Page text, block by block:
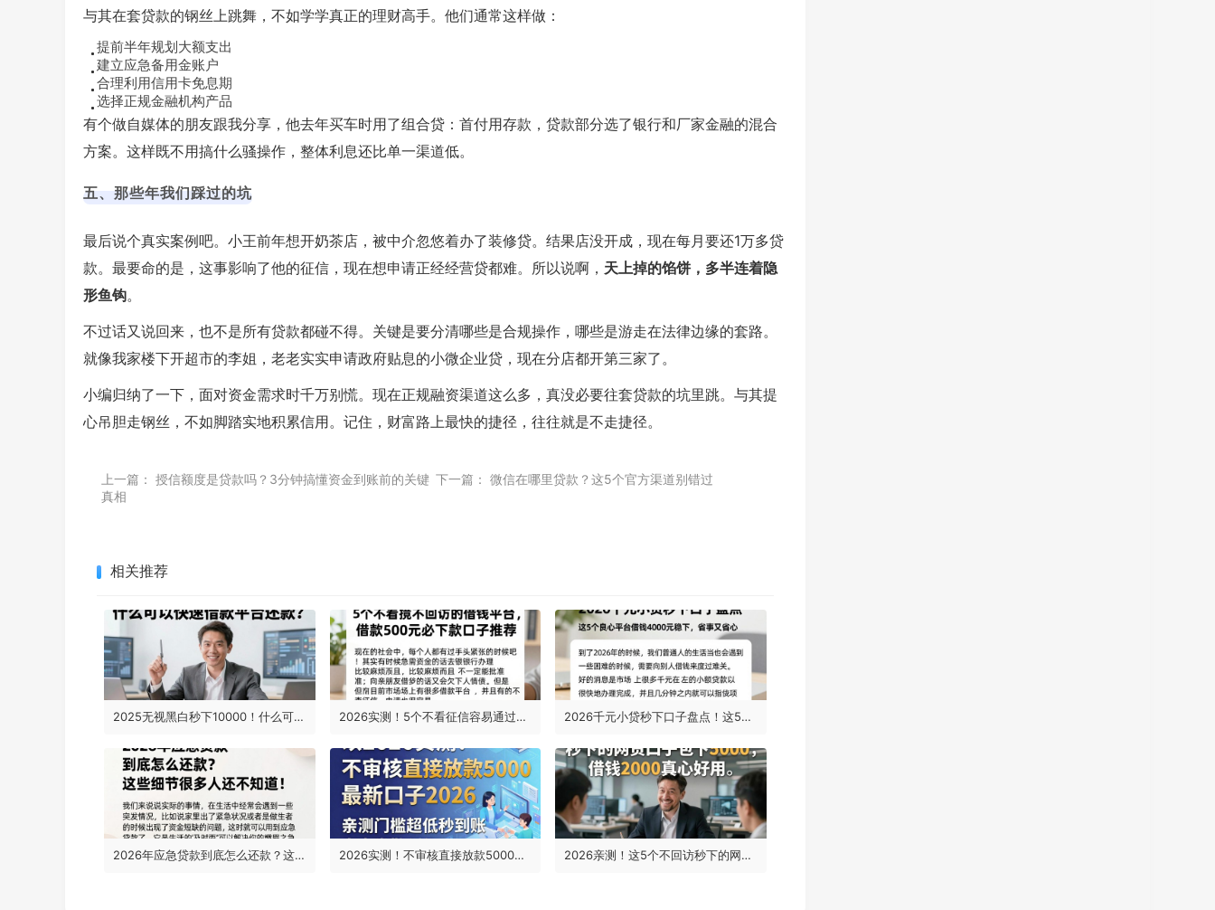
与其在套贷款的钢丝上跳舞，不如学学真正的理财高手。他们通常这样做：
提前半年规划大额支出
建立应急备用金账户
合理利用信用卡免息期
选择正规金融机构产品
有个做自媒体的朋友跟我分享，他去年买车时用了组合贷：首付用存款，贷款部分选了银行和厂家金融的混合
方案。这样既不用搞什么骚操作，整体利息还比单一渠道低。
五、那些年我们踩过的坑
最后说个真实案例吧。小王前年想开奶茶店，被中介忽悠着办了装修贷。结果店没开成，现在每月要还1万多贷
款。最要命的是，这事影响了他的征信，现在想申请正经经营贷都难。所以说啊， 天上掉的馅饼，多半连着隐
形鱼钩。
不过话又说回来，也不是所有贷款都碰不得。关键是要分清哪些是合规操作，哪些是游走在法律边缘的套路。
就像我家楼下开超市的李姐，老老实实申请政府贴息的小微企业贷，现在分店都开第三家了。
小编归纳了一下，面对资金需求时千万别慌。现在正规融资渠道这么多，真没必要往套贷款的坑里跳。与其提
心吊胆走钢丝，不如脚踏实地积累信用。记住， 财富路上最快的捷径，往往就是不走捷径。
上一篇： 授信额度是贷款吗？3分钟搞懂资金到账前的关键
真相
下一篇： 微信在哪里贷款？这5个官方渠道别错过
相关推荐
2025无视黑白秒下10000！什么可以快速借款平台还款？这5个平台亲测有效 2026实测！5个不看征信容易通过、不回访的借钱平台，借款500元必下款口子推荐 2026千元小贷秒下口子盘点！这5个良心平台借钱4000元稳下，省事又省心
2026年应急贷款到底怎么还款？这些细节很多人还不知道！ 2026实测！不审核直接放款5000最新口子2026，亲测门槛超低秒到账 2026亲测！这5个不回访秒下的网贷口子包下5000，借钱2000真心好用